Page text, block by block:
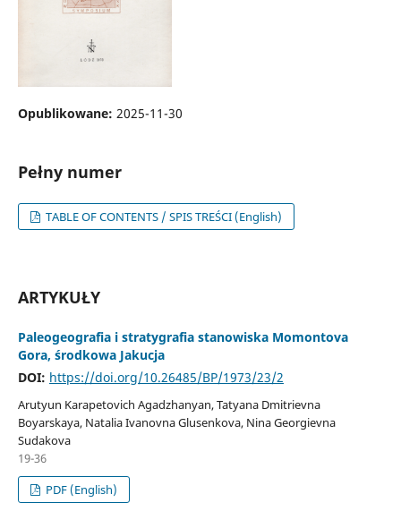
Opublikowane: 2025-11-30
Pełny numer
TABLE OF CONTENTS / SPIS TREŚCI (English)
ARTYKUŁY
Paleogeografia i stratygrafia stanowiska Momontova
Gora, środkowa Jakucja
DOI: https://doi.org/10.26485/BP/1973/23/2
Arutyun Karapetovich Agadzhanyan, Tatyana Dmitrievna
Boyarskaya, Natalia Ivanovna Glusenkova, Nina Georgievna
Sudakova
19-36
PDF (English)